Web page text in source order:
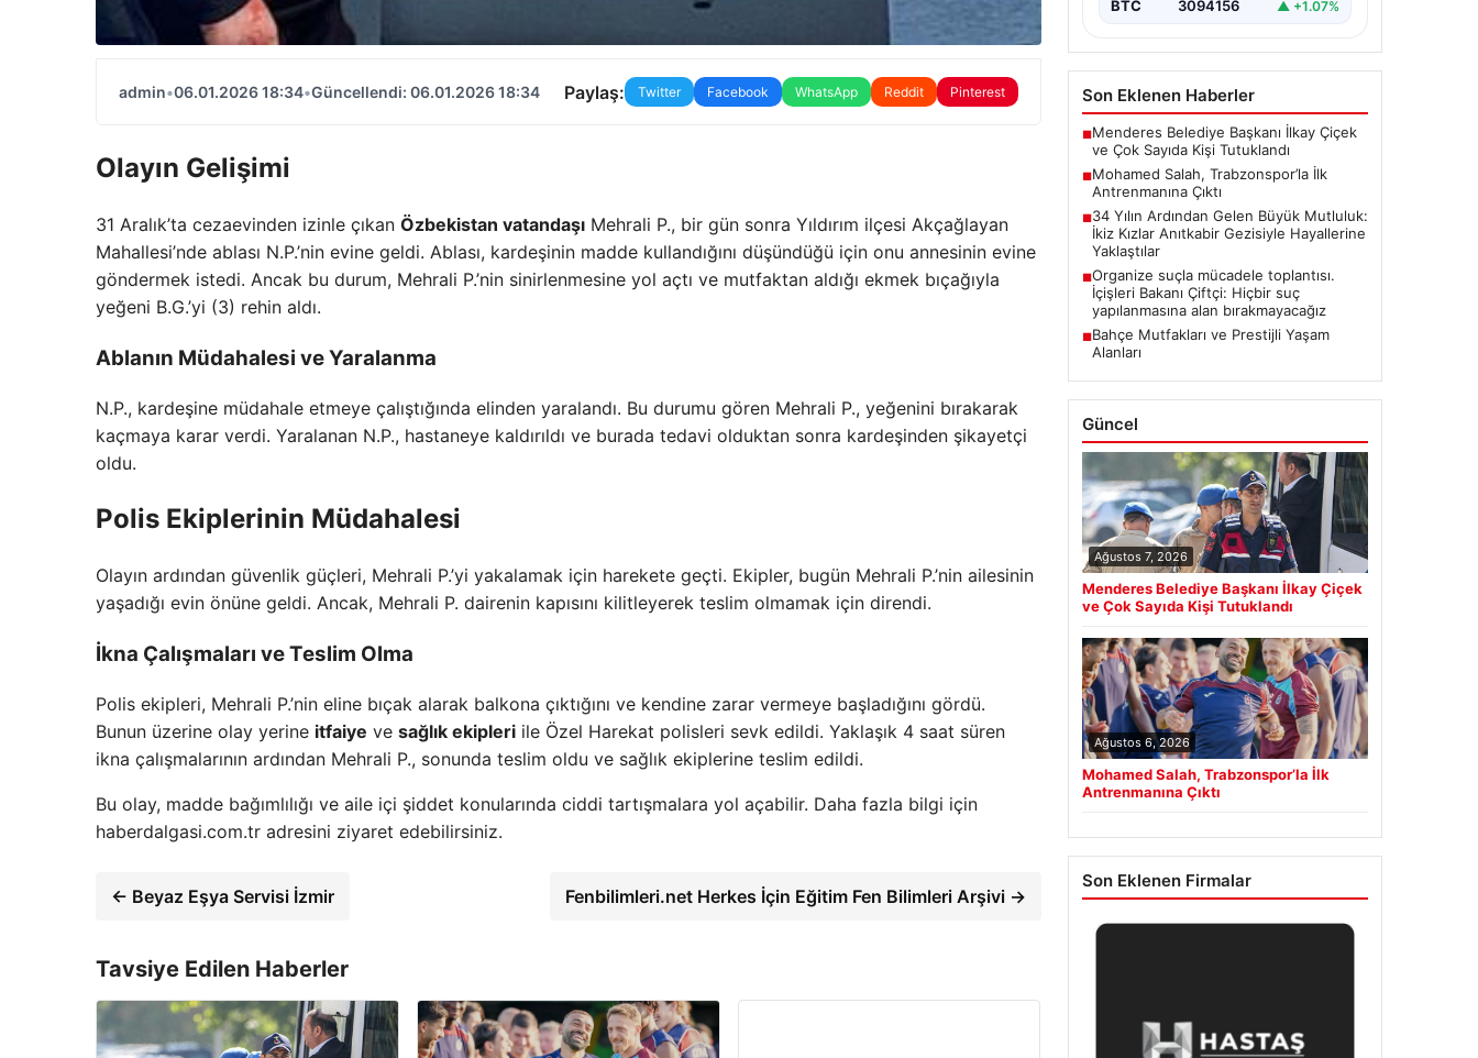
admin•06.01.2026 18:34•Güncellendi: 06.01.2026 18:34 Paylaş: Twitter Facebook WhatsApp Reddit Pinterest
Olayın Gelişimi
31 Aralık’ta cezaevinden izinle çıkan Özbekistan vatandaşı Mehrali P., bir gün sonra Yıldırım ilçesi Akçağlayan
Mahallesi’nde ablası N.P.’nin evine geldi. Ablası, kardeşinin madde kullandığını düşündüğü için onu annesinin evine
göndermek istedi. Ancak bu durum, Mehrali P.’nin sinirlenmesine yol açtı ve mutfaktan aldığı ekmek bıçağıyla
yeğeni B.G.’yi (3) rehin aldı.
Ablanın Müdahalesi ve Yaralanma
N.P., kardeşine müdahale etmeye çalıştığında elinden yaralandı. Bu durumu gören Mehrali P., yeğenini bırakarak
kaçmaya karar verdi. Yaralanan N.P., hastaneye kaldırıldı ve burada tedavi olduktan sonra kardeşinden şikayetçi
oldu.
Polis Ekiplerinin Müdahalesi
Olayın ardından güvenlik güçleri, Mehrali P.’yi yakalamak için harekete geçti. Ekipler, bugün Mehrali P.’nin ailesinin
yaşadığı evin önüne geldi. Ancak, Mehrali P. dairenin kapısını kilitleyerek teslim olmamak için direndi.
İkna Çalışmaları ve Teslim Olma
Polis ekipleri, Mehrali P.’nin eline bıçak alarak balkona çıktığını ve kendine zarar vermeye başladığını gördü.
Bunun üzerine olay yerine itfaiye ve sağlık ekipleri ile Özel Harekat polisleri sevk edildi. Yaklaşık 4 saat süren
ikna çalışmalarının ardından Mehrali P., sonunda teslim oldu ve sağlık ekiplerine teslim edildi.
Bu olay, madde bağımlılığı ve aile içi şiddet konularında ciddi tartışmalara yol açabilir. Daha fazla bilgi için
haberdalgasi.com.tr adresini ziyaret edebilirsiniz.
← Beyaz Eşya Servisi İzmir Fenbilimleri.net Herkes İçin Eğitim Fen Bilimleri Arşivi →
Tavsiye Edilen Haberler
BTC 3094156 ▲ +1.07%
Son Eklenen Haberler
■Menderes Belediye Başkanı İlkay Çiçek
ve Çok Sayıda Kişi Tutuklandı
■Mohamed Salah, Trabzonspor’la İlk
Antrenmanına Çıktı
■34 Yılın Ardından Gelen Büyük Mutluluk:
İkiz Kızlar Anıtkabir Gezisiyle Hayallerine
Yaklaştılar
■Organize suçla mücadele toplantısı.
İçişleri Bakanı Çiftçi: Hiçbir suç
yapılanmasına alan bırakmayacağız
■Bahçe Mutfakları ve Prestijli Yaşam
Alanları
Güncel
Ağustos 7, 2026
Menderes Belediye Başkanı İlkay Çiçek
ve Çok Sayıda Kişi Tutuklandı
Ağustos 6, 2026
Mohamed Salah, Trabzonspor’la İlk
Antrenmanına Çıktı
Son Eklenen Firmalar